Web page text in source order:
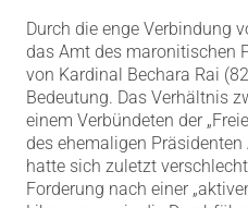
Durch die enge Verbindung
das Amt des maronitischen
von Kardinal Bechara Rai
Bedeutung. Das Verhältnis
einem Verbündeten der
des ehemaligen
hatte sich zuletzt
Forderung nach einer